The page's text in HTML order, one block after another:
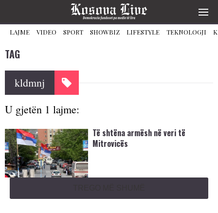
LAJME VIDEO SPORT SHOWBIZ LIFESTYLE TEKNOLOGJI
TAG
kldmnj
U gjetën 1 lajme:
Të shtëna armësh në veri të
Mitrovicës